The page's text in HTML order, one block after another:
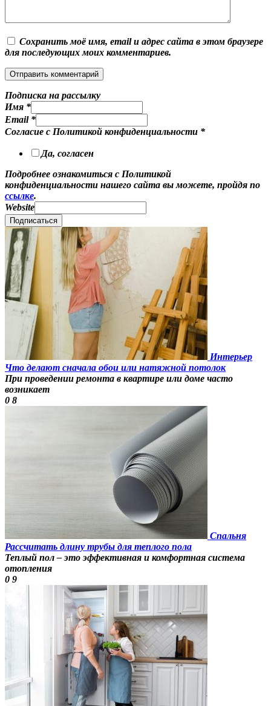
Сохранить моё имя, email и адрес сайта в этом браузере
для последующих моих комментариев.
Подписка на рассылку
Имя *
Email *
Согласие с Политикой конфиденциальности *
Да, согласен
Подробнее ознакомиться с Политикой
конфиденциальности нашего сайта вы можете, пройдя по
ссылке.
Website
Подписаться
Интерьер
Что делают сначала обои или натяжной потолок
При проведении ремонта в квартире или доме часто
возникает
0 8
Спальня
Рассчитать длину трубы для теплого пола
Теплый пол – это эффективная и комфортная система
отопления
0 9